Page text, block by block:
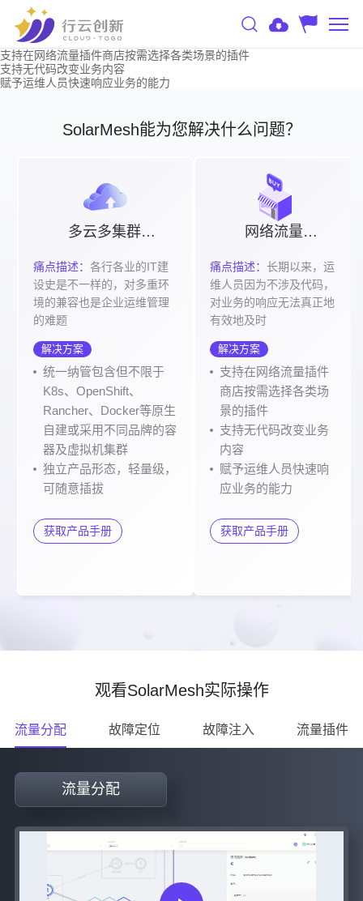
支持在网络流量插件商店按需选择各类场景的插件
支持无代码改变业务内容
赋予运维人员快速响应业务的能力
SolarMesh能为您解决什么问题？
多云多集群统一纳管
痛点描述： 各行各业的IT建
设史是不一样的，对多重环
境的兼容也是企业运维管理
的难题
解决方案
统一纳管包含但不限于
K8s、OpenShift、
Rancher、Docker等原生
自建或采用不同品牌的容
器及虚拟机集群
独立产品形态，轻量级，
可随意插拔
获取产品手册
网络流量插件商店
痛点描述： 长期以来，运
维人员因为不涉及代码，
对业务的响应无法真正地
有效地及时
解决方案
支持在网络流量插件
商店按需选择各类场
景的插件
支持无代码改变业务
内容
赋予运维人员快速响
应业务的能力
获取产品手册
观看SolarMesh实际操作
流量分配 故障定位 故障注入 流量插件
流量分配